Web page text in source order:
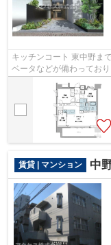
キッチンコート 東中野ま
ベータなどが備わってお
できる物件です。夏場は
賃貸 | マンション 中